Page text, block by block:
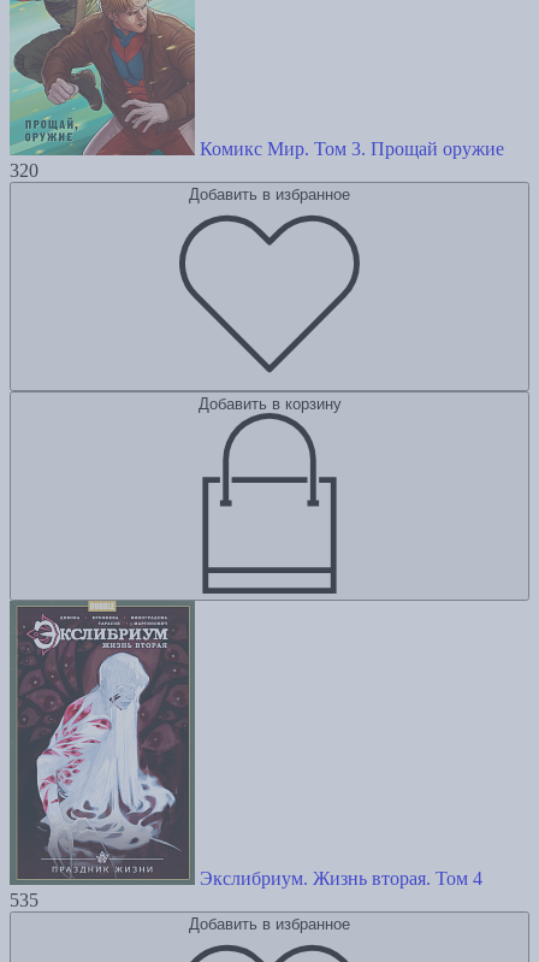
Комикс Мир. Том 3. Прощай оружие
320
Добавить в избранное
Добавить в корзину
Экслибриум. Жизнь вторая. Том 4
535
Добавить в избранное